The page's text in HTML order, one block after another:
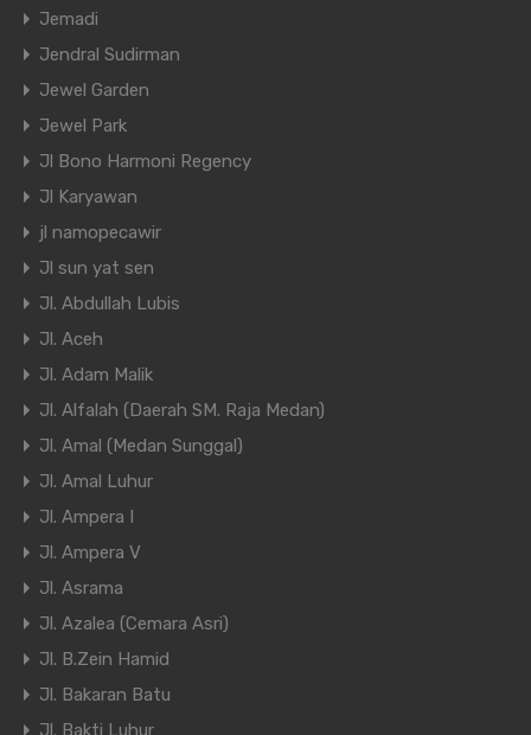
Jemadi
Jendral Sudirman
Jewel Garden
Jewel Park
Jl Bono Harmoni Regency
Jl Karyawan
jl namopecawir
Jl sun yat sen
Jl. Abdullah Lubis
Jl. Aceh
Jl. Adam Malik
Jl. Alfalah (Daerah SM. Raja Medan)
Jl. Amal (Medan Sunggal)
Jl. Amal Luhur
Jl. Ampera I
Jl. Ampera V
Jl. Asrama
Jl. Azalea (Cemara Asri)
Jl. B.Zein Hamid
Jl. Bakaran Batu
Jl. Bakti Luhur